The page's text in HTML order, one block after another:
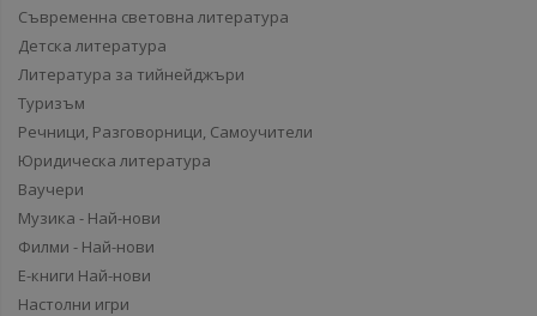
Съвременна световна литература
Детска литература
Литература за тийнейджъри
Туризъм
Речници, Разговорници, Самоучители
Юридическа литература
Ваучери
Музика - Най-нови
Филми - Най-нови
Е-книги Най-нови
Настолни игри